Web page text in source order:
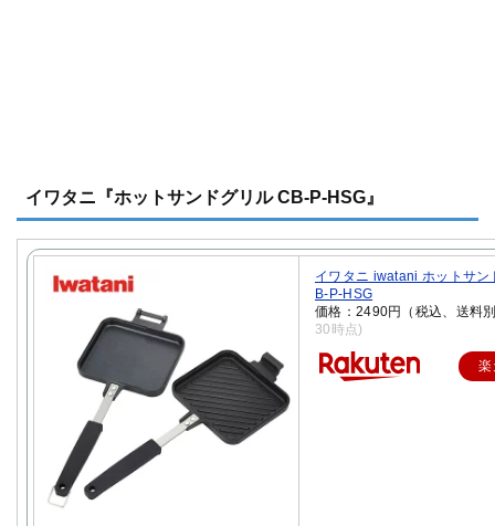
イワタニ『ホットサンドグリル CB-P-HSG』
イワタニ iwatani ホットサン
B-P-HSG
価格：2490円（税込、送料
30時点)